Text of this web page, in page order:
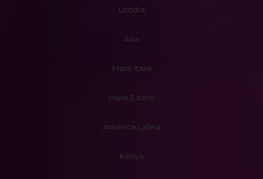
Londra
Asia
Mare Italia
Mare Estero
America Latina
Kenya